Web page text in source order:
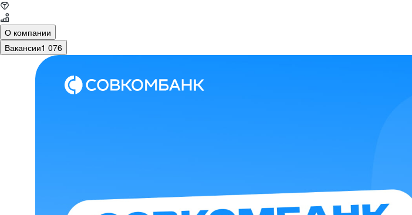
О компании
Вакансии1 076